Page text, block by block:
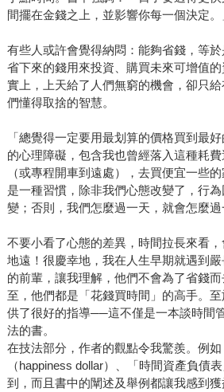
間擺在金錢之上，並影響你每一個決定。
有些人或許會覺得納悶：能夠省錢，等
省下來的錢用來投資、購買未來可增值
實上，上天給了人們無窮的機會，卻只
們懂得取捨的智慧。
「總覺得一定要用最划算的價格買到最
的心理障礙，包含我也曾經落入這種耗
（或專程開車到遠處），去買便宜一些
是一種習慣，除非我們心態改變了，行
變；否則，我們怎麼過一天，就會怎麼過
不要小看了心態的差異，時間拉長來看
地遠！很慶幸地，我在人生早期就遇到
的前輩，讓我理解，他們不會為了省錢
至，他們都是「花錢買時間」的高手。
供了很好的指導──這不僅是一本談時間
法的書。
在技法部分，作者的觀點令我驚羨。例如
（happiness dollar）、「時間資產負債
到，而且書中的闡述及舉例都讓我感到獲